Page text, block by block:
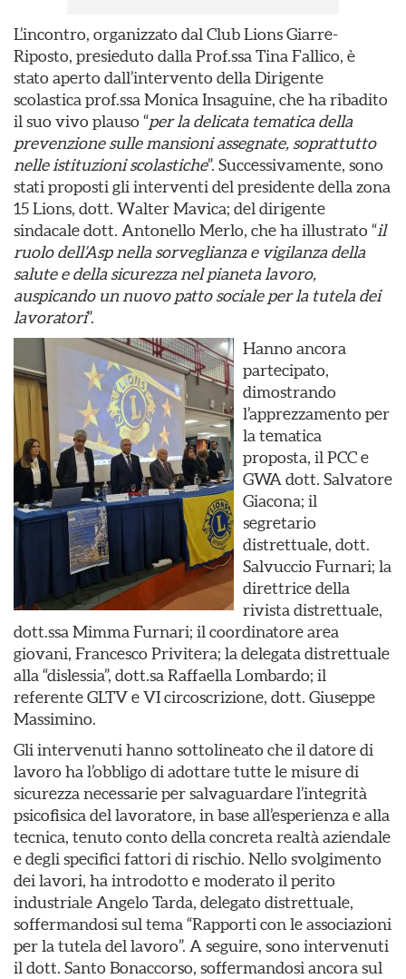
L’incontro, organizzato dal Club Lions Giarre-
Riposto, presieduto dalla Prof.ssa Tina Fallico, è
stato aperto dall’intervento della Dirigente
scolastica prof.ssa Monica Insaguine, che ha ribadito
il suo vivo plauso “per la delicata tematica della
prevenzione sulle mansioni assegnate, soprattutto
nelle istituzioni scolastiche”. Successivamente, sono
stati proposti gli interventi del presidente della zona
15 Lions, dott. Walter Mavica; del dirigente
sindacale dott. Antonello Merlo, che ha illustrato “il
ruolo dell’Asp nella sorveglianza e vigilanza della
salute e della sicurezza nel pianeta lavoro,
auspicando un nuovo patto sociale per la tutela dei
lavoratori”.
Hanno ancora
partecipato,
dimostrando
l’apprezzamento per
la tematica
proposta, il PCC e
GWA dott. Salvatore
Giacona; il
segretario
distrettuale, dott.
Salvuccio Furnari; la
direttrice della
rivista distrettuale,
dott.ssa Mimma Furnari; il coordinatore area
giovani, Francesco Privitera; la delegata distrettuale
alla “dislessia”, dott.sa Raffaella Lombardo; il
referente GLTV e VI circoscrizione, dott. Giuseppe
Massimino.
Gli intervenuti hanno sottolineato che il datore di
lavoro ha l’obbligo di adottare tutte le misure di
sicurezza necessarie per salvaguardare l’integrità
psicofisica del lavoratore, in base all’esperienza e alla
tecnica, tenuto conto della concreta realtà aziendale
e degli specifici fattori di rischio. Nello svolgimento
dei lavori, ha introdotto e moderato il perito
industriale Angelo Tarda, delegato distrettuale,
soffermandosi sul tema “Rapporti con le associazioni
per la tutela del lavoro”. A seguire, sono intervenuti
il dott. Santo Bonaccorso, soffermandosi ancora sul